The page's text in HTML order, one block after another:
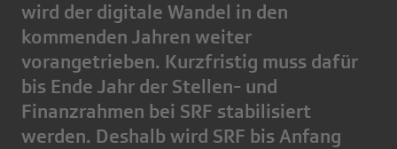
wird der digitale Wandel in den
kommenden Jahren weiter
vorangetrieben. Kurzfristig muss dafür
bis Ende Jahr der Stellen- und
Finanzrahmen bei SRF stabilisiert
werden. Deshalb wird SRF bis Anfang